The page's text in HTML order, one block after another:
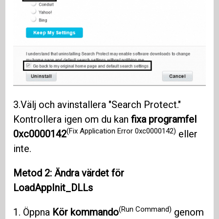
3.Välj och avinstallera "Search Protect."
Kontrollera igen om du kanfixa programfel
0xc0000142(Fix Application Error 0xc0000142) eller
inte.
Metod 2: Ändra värdet för
LoadAppInit_DLLs
1. Öppna Kör kommando(Run Command) genom